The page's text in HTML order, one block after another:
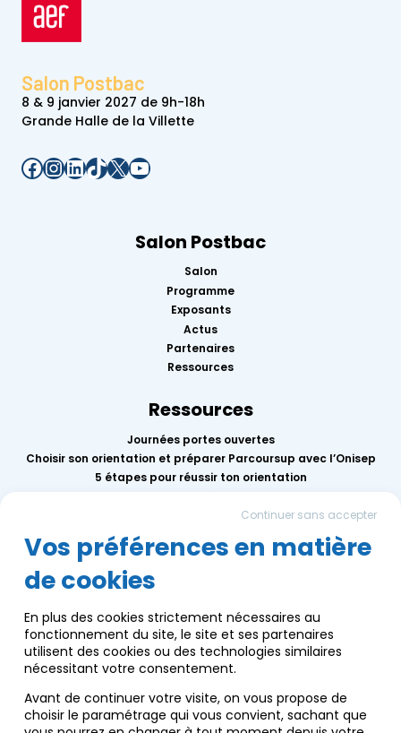
Salon Postbac
8 & 9 janvier 2027 de 9h-18h
Grande Halle de la Villette
Facebook
Instagram
LinkedIn
TikTok
X YouTube
Salon Postbac
Salon
Programme
Exposants
Actus
Partenaires
Ressources
Ressources
Journées portes ouvertes
Choisir son orientation et préparer Parcoursup avec l’Onisep
5 étapes pour réussir ton orientation
Mercredis de l’orientation
Calendrier des événements AEF info
Groupe AEF
Nous contacter
Communication
Infos pratiques
Continuer sans accepter
Vos préférences en matière
de cookies
En plus des cookies strictement nécessaires au
fonctionnement du site, le site et ses partenaires
utilisent des cookies ou des technologies similaires
nécessitant votre consentement.
Avant de continuer votre visite, on vous propose de
choisir le paramétrage qui vous convient, sachant que